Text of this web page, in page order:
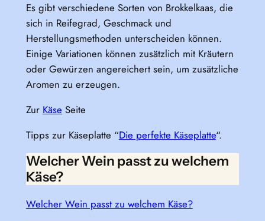
Es gibt verschiedene Sorten von Brokkelkaas, die
sich in Reifegrad, Geschmack und
Herstellungsmethoden unterscheiden können.
Einige Variationen können zusätzlich mit Kräutern
oder Gewürzen angereichert sein, um zusätzliche
Aromen zu erzeugen.
Zur Käse Seite
Tipps zur Käseplatte “Die perfekte Käseplatte“.
Welcher Wein passt zu welchem
Käse?
Welcher Wein passt zu welchem Käse?